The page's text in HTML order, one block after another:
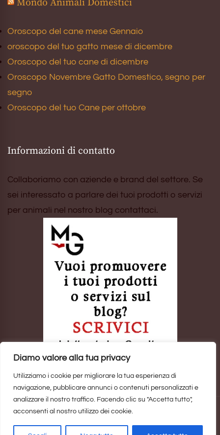
Diamo valore alla tua privacy
Utilizziamo i cookie per migliorare la tua esperienza di
navigazione, pubblicare annunci o contenuti personalizzati e
analizzare il nostro traffico. Facendo clic su "Accetta tutto",
acconsenti al nostro utilizzo dei cookie.
Mondo Animali Domestici
Oroscopo del cane mese Gennaio
oroscopo del tuo gatto mese di dicembre
Oroscopo del tuo cane di dicembre
Oroscopo Novembre Gatto Domestico, segno per
segno
Oroscopo del tuo Cane per ottobre
Informazioni di contatto
Collaboriamo con aziende e brand del settore. Se
sei interessato a parlare dei tuoi prodotti o servizi
per animali nel nostro blog contattaci.
Sito realizzato daMarina Galatioto. ©2025 Tutti i Diritti Riservati -
Privacy Policy